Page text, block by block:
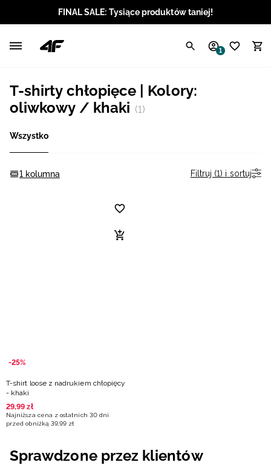
FINAL SALE: Tysiące produktów taniej!
1
T-shirty chłopięce | Kolory:
oliwkowy / khaki (1)
Wszystko
1 kolumna Filtruj (1) i sortuj
-25%
T-shirt loose z nadrukiem chłopięcy
- khaki
29,99 zł
Najniższa cena z ostatnich 30 dni
przed obniżką 39,99 zł
Sprawdzone przez klientów
Angielski / USD